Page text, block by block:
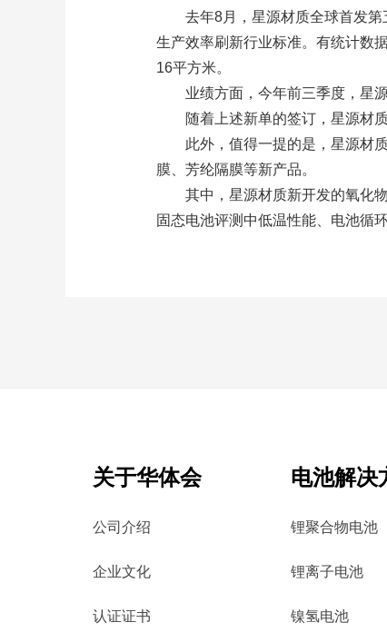
去年8月，星源材质全球首发
生产效率刷新行业标准。有统计数
16平方米。
业绩方面，今年前三季度，星
随着上述新单的签订，星源材
此外，值得一提的是，星源材
膜、芳纶隔膜等新产品。
其中，星源材质新开发的氧化
固态电池评测中低温性能、电池循
关于华体会
公司介绍
企业文化
认证证书
电池解决
锂聚合物电池
锂离子电池
镍氢电池